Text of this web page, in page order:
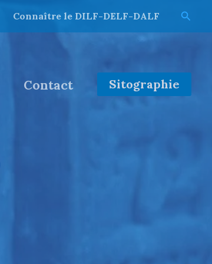
Connaître le DILF-DELF-DALF
Contact Sitographie